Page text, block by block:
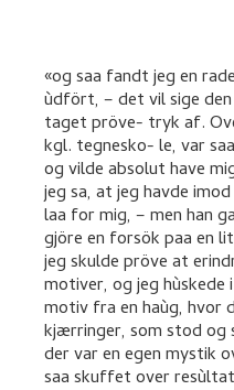
og saa fandt jeg en
ùdfört, – det vil sige
taget pröve- tryk af.
kgl. tegnesko- le, var
og vilde absolut have
jeg sa, at jeg havde
laa for mig, – men han
gjöre en forsök paa en
jeg skulde pröve at
motiver, og jeg
motiv fra en haùg, hvor
kjærringer, som stod og
der var en egen mystik
saa skuffet over